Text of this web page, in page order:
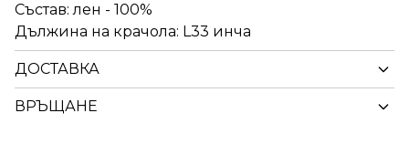
Състав: лен - 100%
Дължина на крачола: L33 инча
ДОСТАВКА
ВРЪЩАНЕ